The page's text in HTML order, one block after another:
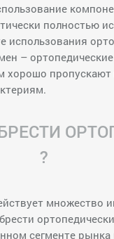
полностью
использования
–
хорошо пропускают
?
множество
сегменте